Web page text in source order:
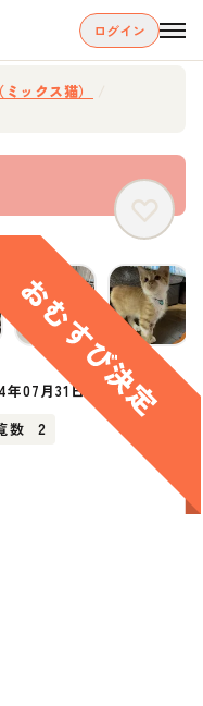
ログイン
ックス猫）
年07月31日
数 2